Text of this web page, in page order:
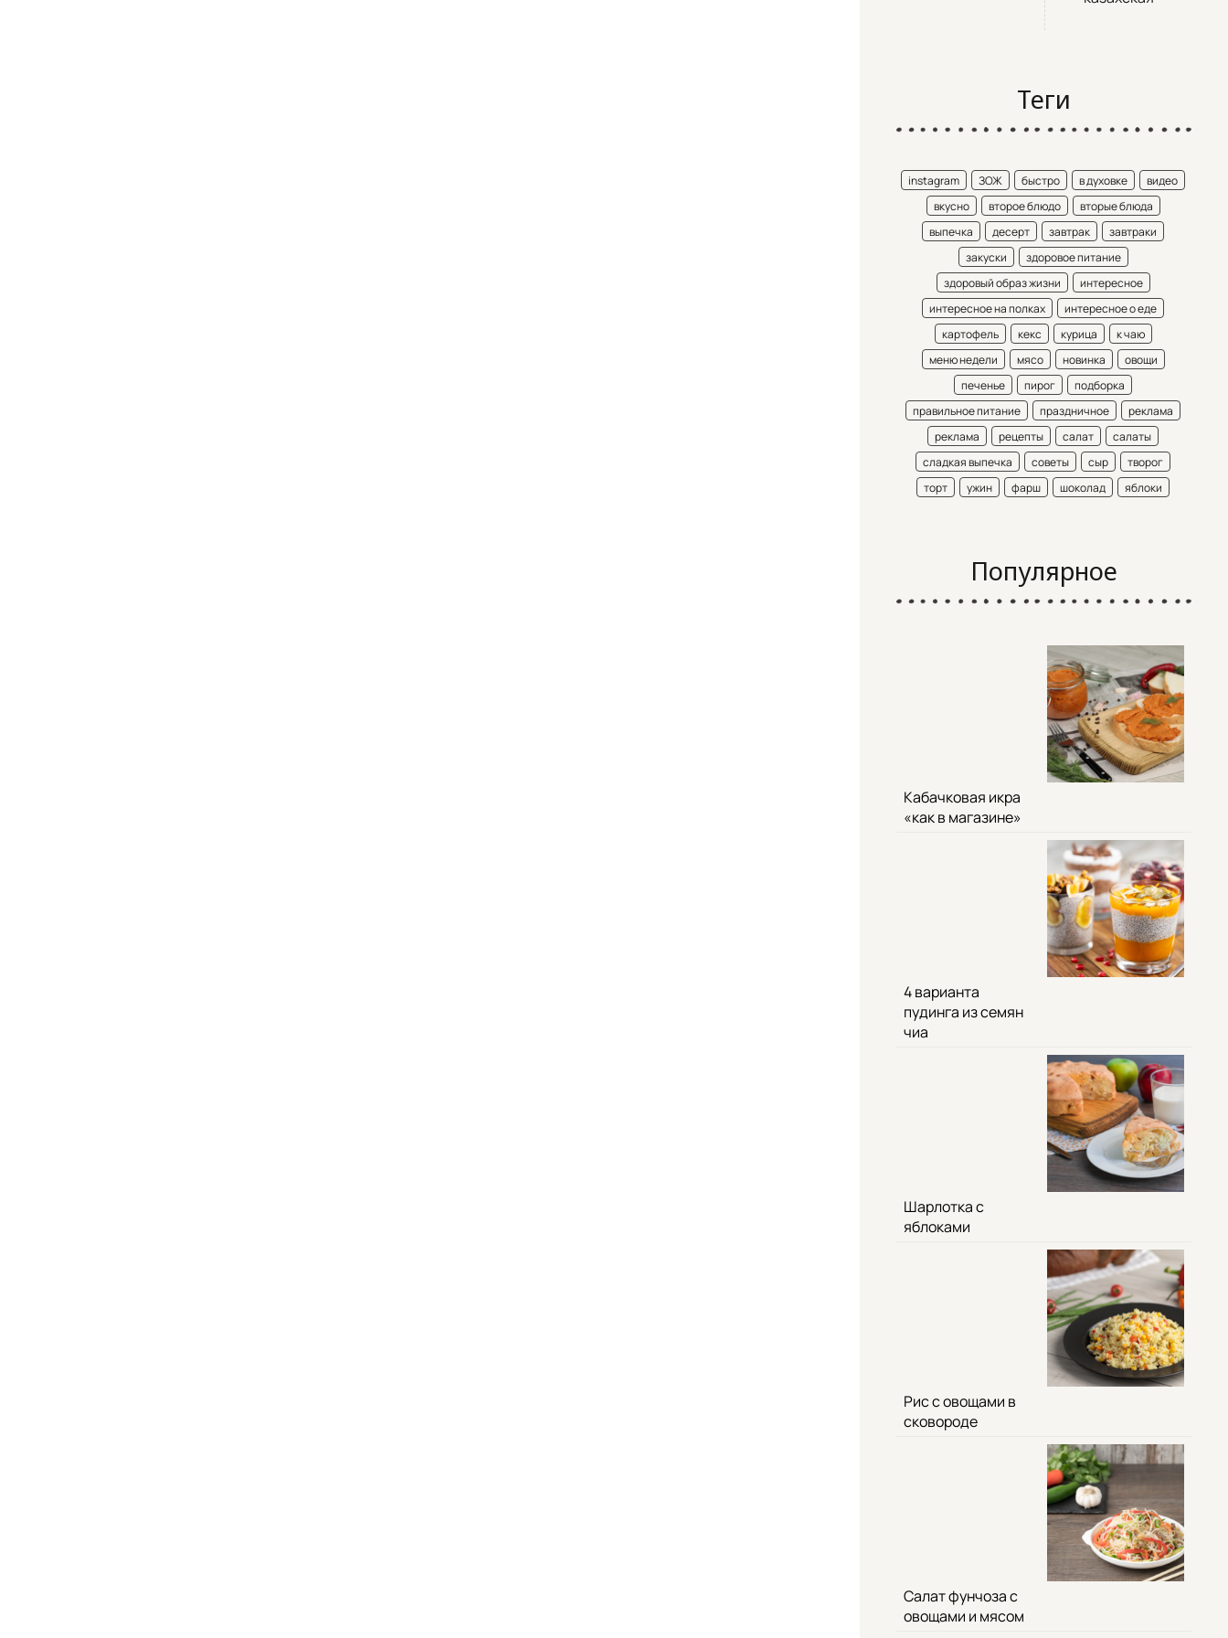
Теги
instagram ЗОЖ быстро в духовке
видео
вкусно
второе блюдо
вторые блюда
выпечка
десерт завтрак
завтраки
закуски
здоровое питание
здоровый образ жизни
интересное
интересное на полках
интересное о еде
картофель
кекс курица
к чаю
меню недели
мясо новинка
овощи
печенье
пирог
подборка
правильное питание
праздничное
реклама
реклама
рецепты салат
салаты
сладкая выпечка
советы сыр
творог
торт
ужин фарш шоколад яблоки
Популярное
Кабачковая икра
«как в магазине»
4 варианта
пудинга из семян
чиа
Шарлотка с
яблоками
Рис с овощами в
сковороде
Салат фунчоза с
овощами и мясом